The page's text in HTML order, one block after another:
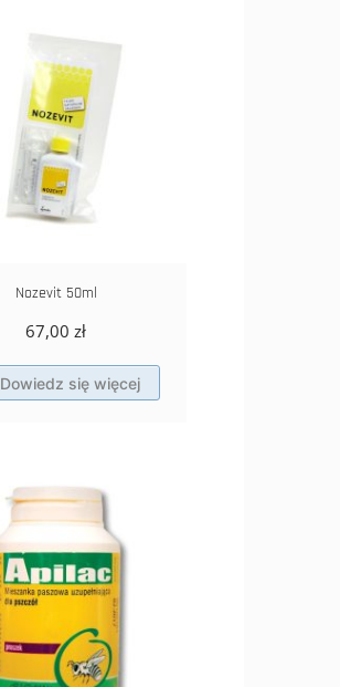
Nozevit 50ml
67,00zł
Dowiedz się więcej